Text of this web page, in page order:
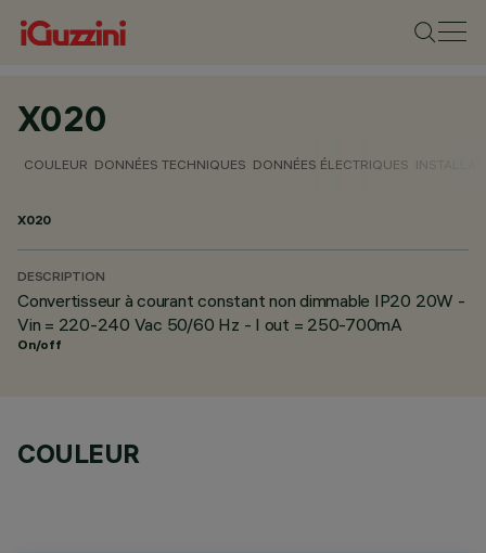
X020
COULEUR DONNÉES TECHNIQUES DONNÉES ÉLECTRIQUES
X020
DESCRIPTION
Convertisseur à courant constant non dimmable IP20 20W -
Vin = 220-240 Vac 50/60 Hz - I out = 250-700mA
On/off
COULEUR